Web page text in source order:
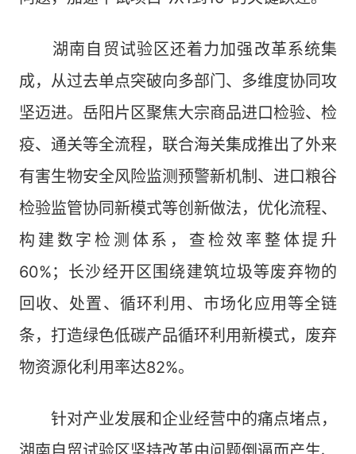
湖南自贸试验区还着力加强改革系统集
成，从过去单点突破向多部门、多维度协同攻
坚迈进。岳阳片区聚焦大宗商品进口检验、检
疫、通关等全流程，联合海关集成推出了外来
有害生物安全风险监测预警新机制、进口粮谷
检验监管协同新模式等创新做法，优化流程、
构建数字检测体系，查检效率整体提升
60%；长沙经开区围绕建筑垃圾等废弃物的
回收、处置、循环利用、市场化应用等全链
条，打造绿色低碳产品循环利用新模式，废弃
物资源化利用率达82%。
针对产业发展和企业经营中的痛点堵点，